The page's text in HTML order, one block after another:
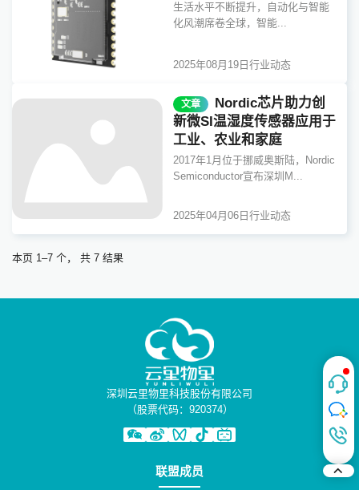
生活水平不断提升，自动化与智能
化风潮席卷全球，智能...
2025年08月19日行业动态
文章
Nordic芯片助力创
新微SI温湿度传感器应用于
工业、农业和家庭
2017年1月位于挪威奥斯陆，Nordic
Semiconductor宣布深圳M...
2025年04月06日行业动态
本页 1–7 个， 共 7 结果
深圳云里物里科技股份有限公司
（股票代码：920374）
联盟成员